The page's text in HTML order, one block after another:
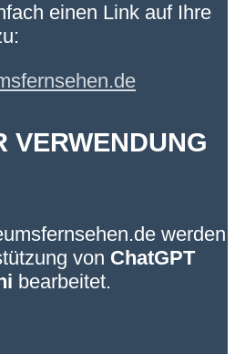
einen Link auf Ihre
VERWENDUNG
werden
von ChatGPT
bearbeitet.